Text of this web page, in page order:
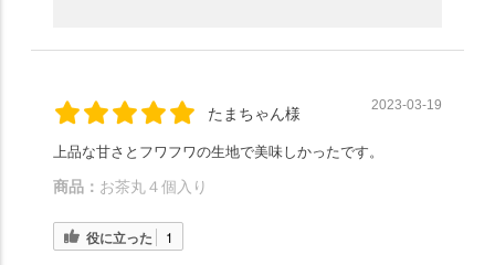
たまちゃん様 2023-03-19
上品な甘さとフワフワの生地で美味しかったです。
商品： お茶丸４個入り
役に立った 1